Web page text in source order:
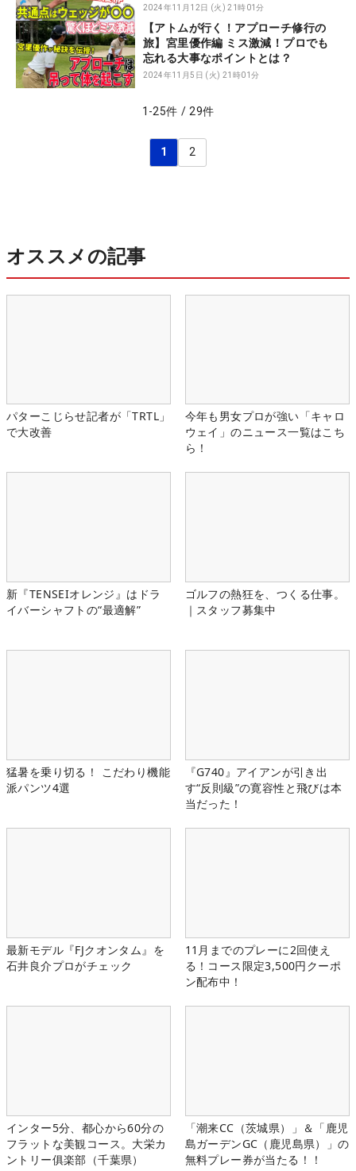
2024年11月12日 (火) 21時01分
【アトムが行く！アプローチ修行の
旅】宮里優作編 ミス激減！プロでも
忘れる大事なポイントとは？
2024年11月5日 (火) 21時01分
1 -25件 / 29件
1 2
オススメの記事
パターこじらせ記者が「TRTL」
で大改善
今年も男女プロが強い「キャロ
ウェイ」のニュース一覧はこち
ら！
新『TENSEIオレンジ』はドラ
イバーシャフトの“最適解”
ゴルフの熱狂を、つくる仕事。
｜スタッフ募集中
猛暑を乗り切る！ こだわり機能
派パンツ4選
『G740』アイアンが引き出
す“反則級”の寛容性と飛びは本
当だった！
最新モデル『FJクオンタム』を
石井良介プロがチェック
11月までのプレーに2回使え
る！コース限定3,500円クーポ
ン配布中！
インター5分、都心から60分の
フラットな美観コース。大栄カ
ントリー俱楽部（千葉県）
「潮来CC（茨城県）」＆「鹿児
島ガーデンGC（鹿児島県）」の
無料プレー券が当たる！！